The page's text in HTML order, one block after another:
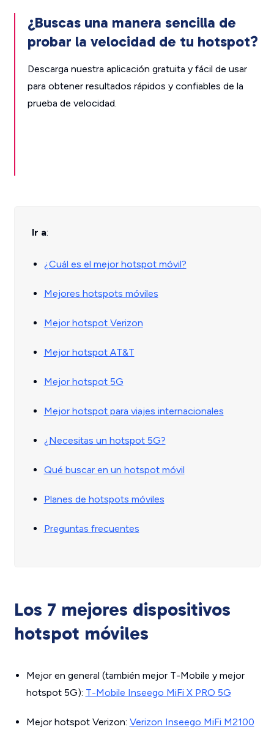
¿Buscas una manera sencilla de
probar la velocidad de tu hotspot?
Descarga nuestra aplicación gratuita y fácil de usar
para obtener resultados rápidos y confiables de la
prueba de velocidad.
Ir a:
¿Cuál es el mejor hotspot móvil?
Mejores hotspots móviles
Mejor hotspot Verizon
Mejor hotspot AT&T
Mejor hotspot 5G
Mejor hotspot para viajes internacionales
¿Necesitas un hotspot 5G?
Qué buscar en un hotspot móvil
Planes de hotspots móviles
Preguntas frecuentes
Los 7 mejores dispositivos
hotspot móviles
Mejor en general (también mejor T-Mobile y mejor
hotspot 5G): T-Mobile Inseego MiFi X PRO 5G
Mejor hotspot Verizon: Verizon Inseego MiFi M2100